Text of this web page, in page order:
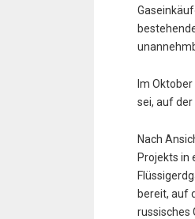
Im
sei, auf
Nach
Projekts in
bereit, auf
russisches